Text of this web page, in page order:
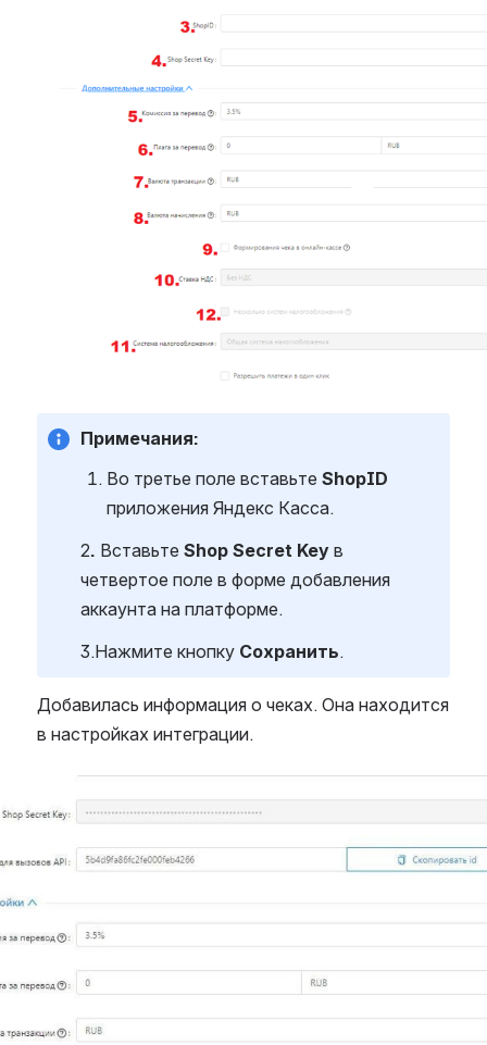
Примечания:
Во третье поле вставьте ShopID
приложения Яндекс Касса.
2. Вставьте Shop Secret Key в
четвертое поле в форме добавления
аккаунта на платформе.
3.Нажмите кнопку Сохранить.
Добавилась информация о чеках. Она находится
в настройках интеграции.